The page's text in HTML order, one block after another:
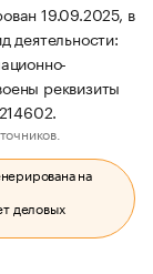
19.09.2025, в
деятельности:
реквизиты
на
деловых